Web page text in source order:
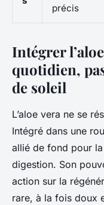
précis
Intégrer
quotidien,
de soleil
L’aloe vera ne se
Intégré dans une
allié de fond pour
digestion. Son
action sur la
rare, à la fois doux